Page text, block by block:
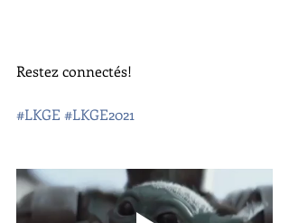
Restez connectés!
#LKGE #LKGE2021